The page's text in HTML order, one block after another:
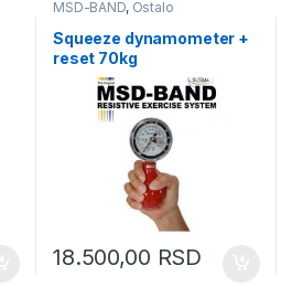
MSD-BAND, Ostalo
Squeeze dynamometer +
reset 70kg
18.500,00 RSD